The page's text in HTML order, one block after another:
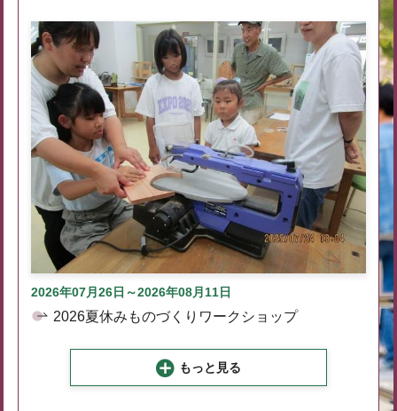
2026年07月26日～2026年08月11日
2026夏休みものづくりワークショップ
もっと見る